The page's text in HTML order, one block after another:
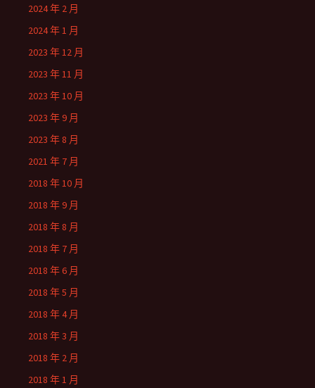
2024 年 2 月
2024 年 1 月
2023 年 12 月
2023 年 11 月
2023 年 10 月
2023 年 9 月
2023 年 8 月
2021 年 7 月
2018 年 10 月
2018 年 9 月
2018 年 8 月
2018 年 7 月
2018 年 6 月
2018 年 5 月
2018 年 4 月
2018 年 3 月
2018 年 2 月
2018 年 1 月